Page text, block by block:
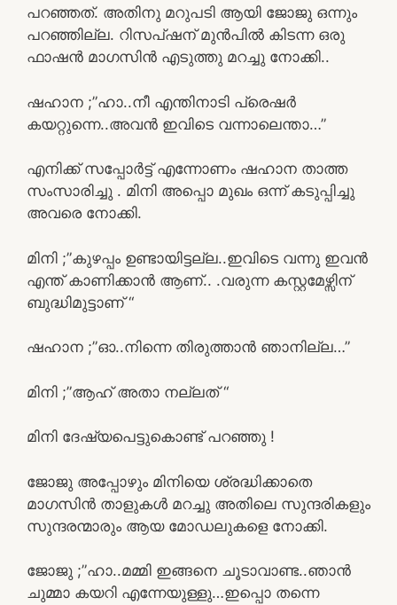
പറഞ്ഞത്. അതിനു മറുപടി ആയി ജോജു ഒന്നും
പറഞ്ഞില്ല. റിസപ്ഷന് മുൻപിൽ കിടന്ന ഒരു
ഫാഷൻ മാഗസിൻ എടുത്തു മറച്ചു നോക്കി..
ഷഹാന ;”ഹാ..നീ എന്തിനാടി പ്രെഷർ
കയറ്റുന്നെ..അവൻ ഇവിടെ വന്നാലെന്താ…”
എനിക്ക് സപ്പോർട്ട് എന്നോണം ഷഹാന താത്ത
സംസാരിച്ചു . മിനി അപ്പൊ മുഖം ഒന്ന് കടുപ്പിച്ചു
അവരെ നോക്കി.
മിനി ;”കുഴപ്പം ഉണ്ടായിട്ടല്ല..ഇവിടെ വന്നു ഇവൻ
എന്ത് കാണിക്കാൻ ആണ്.. .വരുന്ന കസ്റ്റമേഴ്സിന്
ബുദ്ധിമുട്ടാണ് “
ഷഹാന ;”ഓ..നിന്നെ തിരുത്താൻ ഞാനില്ല…”
മിനി ;”ആഹ് അതാ നല്ലത് “
മിനി ദേഷ്യപെട്ടുകൊണ്ട് പറഞ്ഞു !
ജോജു അപ്പോഴും മിനിയെ ശ്രദ്ധിക്കാതെ
മാഗസിൻ താളുകൾ മറച്ചു അതിലെ സുന്ദരികളും
സുന്ദരന്മാരും ആയ മോഡലുകളെ നോക്കി.
ജോജു ;”ഹാ..മമ്മി ഇങ്ങനെ ചൂടാവാണ്ട..ഞാൻ
ചുമ്മാ കയറി എന്നേയുള്ളു…ഇപ്പൊ തന്നെ